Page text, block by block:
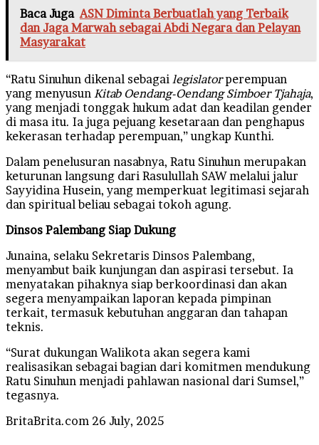
Baca Juga ASN Diminta Berbuatlah yang Terbaik
dan Jaga Marwah sebagai Abdi Negara dan Pelayan
Masyarakat
“Ratu Sinuhun dikenal sebagai legislatorperempuan
yang menyusun Kitab Oendang-Oendang Simboer Tjahaja,
yang menjadi tonggak hukum adat dan keadilan gender
di masa itu. Ia juga pejuang kesetaraan dan penghapus
kekerasan terhadap perempuan,” ungkap Kunthi.
Dalam penelusuran nasabnya, Ratu Sinuhun merupakan
keturunan langsung dari Rasulullah SAW melalui jalur
Sayyidina Husein, yang memperkuat legitimasi sejarah
dan spiritual beliau sebagai tokoh agung.
Dinsos Palembang Siap Dukung
Junaina, selaku Sekretaris Dinsos Palembang,
menyambut baik kunjungan dan aspirasi tersebut. Ia
menyatakan pihaknya siap berkoordinasi dan akan
segera menyampaikan laporan kepada pimpinan
terkait, termasuk kebutuhan anggaran dan tahapan
teknis.
“Surat dukungan Walikota akan segera kami
realisasikan sebagai bagian dari komitmen mendukung
Ratu Sinuhun menjadi pahlawan nasional dari Sumsel,”
tegasnya.
BritaBrita.com Send
26 July, 2025